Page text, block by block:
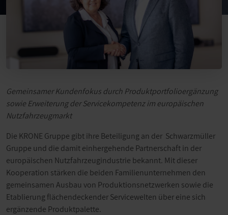
Gemeinsamer Kundenfokus durch Produktportfolioergänzung
sowie Erweiterung der Servicekompetenz im europäischen
Nutzfahrzeugmarkt
Die KRONE Gruppe gibt ihre Beteiligung an der Schwarzmüller
Gruppe und die damit einhergehende Partnerschaft in der
europäischen Nutzfahrzeugindustrie bekannt. Mit dieser
Kooperation stärken die beiden Familienunternehmen den
gemeinsamen Ausbau von Produktionsnetzwerken sowie die
Etablierung flächendeckender Servicewelten über eine sich
ergänzende Produktpalette.